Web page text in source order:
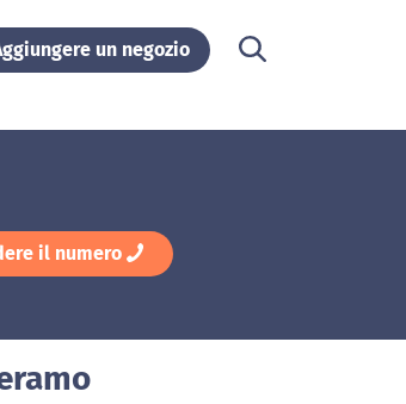
un negozio
il numero